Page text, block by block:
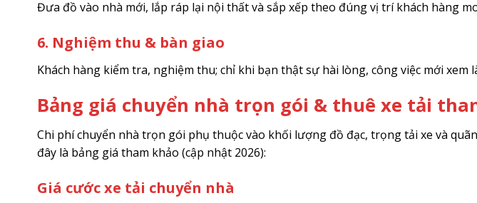
Đưa đồ vào nhà mới, lắp ráp lại nội thất và sắp xếp theo đúng vị trí khách hàng
6. Nghiệm thu & bàn giao
Khách hàng kiểm tra, nghiệm thu; chỉ khi bạn thật sự hài lòng, công việc mới xem
Bảng giá chuyển nhà trọn gói & thuê xe tải
Chi phí chuyển nhà trọn gói phụ thuộc vào khối lượng đồ đạc, trọng tải xe và
đây là bảng giá tham khảo (cập nhật 2026):
Giá cước xe tải chuyển nhà